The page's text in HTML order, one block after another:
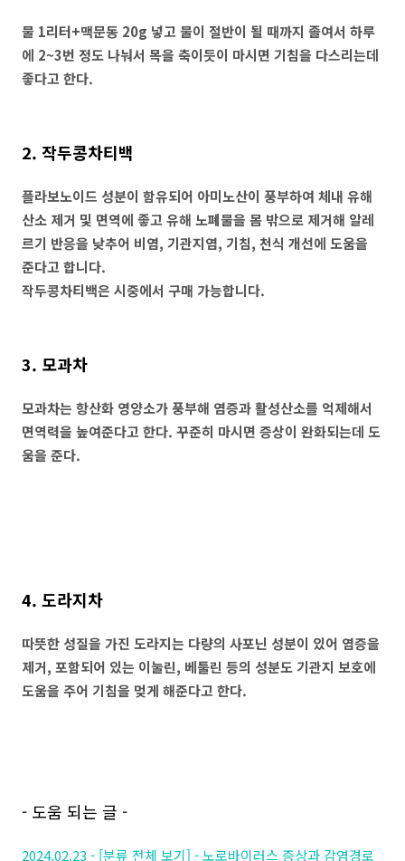
물 1리터+맥문동 20g 넣고 물이 절반이 될 때까지 졸여서 하루
에 2~3번 정도 나눠서 목을 축이듯이 마시면 기침을 다스리는데
좋다고 한다.
2. 작두콩차티백
플라보노이드 성분이 함유되어 아미노산이 풍부하여 체내 유해
산소 제거 및 면역에 좋고 유해 노폐물을 몸 밖으로 제거해 알레
르기 반응을 낮추어 비염, 기관지염, 기침, 천식 개선에 도움을
준다고 합니다.
작두콩차티백은 시중에서 구매 가능합니다.
3. 모과차
모과차는 항산화 영양소가 풍부해 염증과 활성산소를 억제해서
면역력을 높여준다고 한다. 꾸준히 마시면 증상이 완화되는데 도
움을 준다.
4. 도라지차
따뜻한 성질을 가진 도라지는 다량의 사포닌 성분이 있어 염증을
제거, 포함되어 있는 이눌린, 베툴린 등의 성분도 기관지 보호에
도움을 주어 기침을 멎게 해준다고 한다.
- 도움 되는 글 -
2024.02.23 - [분류 전체 보기] - 노로바이러스 증상과 감염경로